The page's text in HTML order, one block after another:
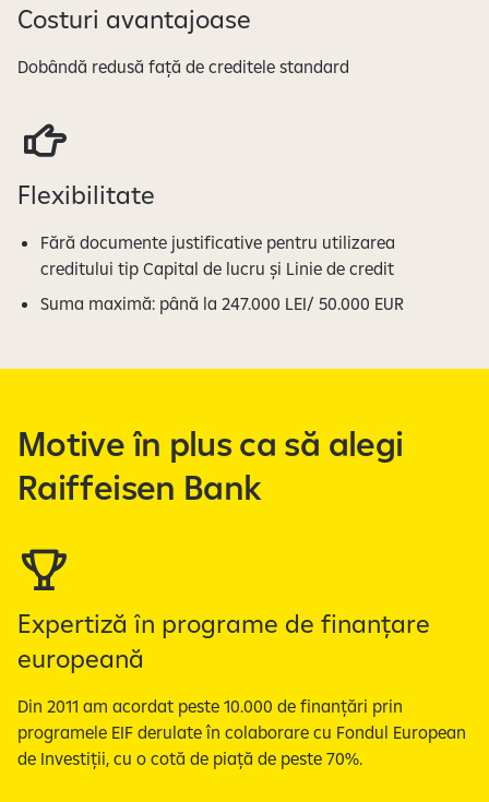
Costuri avantajoase​
Dobândă redusă față de creditele standard ​
Flexibilitate
Fără documente justificative pentru utilizarea
creditului tip Capital de lucru și Linie de credit
Suma maximă: până la 247.000 LEI/ 50.000 EUR
Motive în plus ca să alegi
Raiffeisen Bank
Expertiză în programe de finanțare
europeană
Din 2011 am acordat peste 10.000 de finanțări prin
programele EIF derulate în colaborare cu Fondul European
de Investiții, cu o cotă de piață de peste 70%.